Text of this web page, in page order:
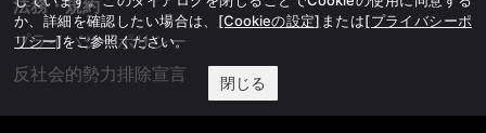
法務・規約
プライバシーポリシー
反社会的勢力排除宣言
か、詳細を確認したい場合は、 [Cookieの設定] または[プライバシーポ
リシー]をご参照ください。
閉じる